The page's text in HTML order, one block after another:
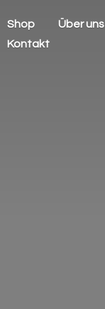
Shop Über uns
Kontakt